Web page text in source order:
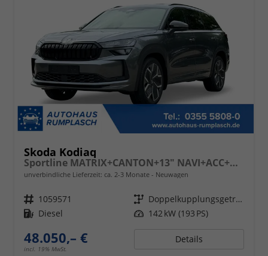
Skoda Kodiaq
Sportline MATRIX+CANTON+13" NAVI+ACC+KAMERA+EL. HECKKL.
unverbindliche Lieferzeit: ca. 2-3 Monate Neuwagen
Fahrzeugnr. 1059571 Getriebe
Doppelkupplungsgetriebe (DSG)
Kraftstoff Diesel Leistung 142 kW (193 PS)
48.050,– €
incl. 19% MwSt.
Details